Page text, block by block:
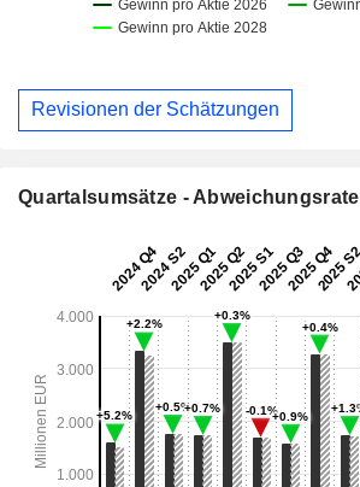
Revisionen der Schätzungen
Quartalsumsätze - Abweichungsrate